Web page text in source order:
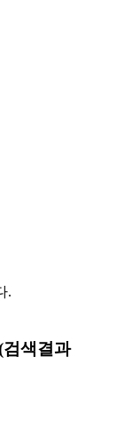
.
검색결과